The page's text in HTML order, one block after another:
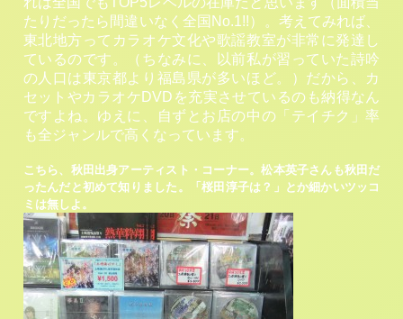
たりだったら間違いなく全国No.1!!）。考えてみれば、
東北地方ってカラオケ文化や歌謡教室が非常に発達し
ているのです。（ちなみに、以前私が習っていた詩吟
の人口は東京都より福島県が多いほど。）だから、カ
セットやカラオケDVDを充実させているのも納得なん
ですよね。ゆえに、自ずとお店の中の「テイチク」率
も全ジャンルで高くなっています。
こちら、秋田出身アーティスト・コーナー。松本英子さんも秋田だ
ったんだと初めて知りました。「桜田淳子は？」とか細かいツッコ
ミは無しよ。